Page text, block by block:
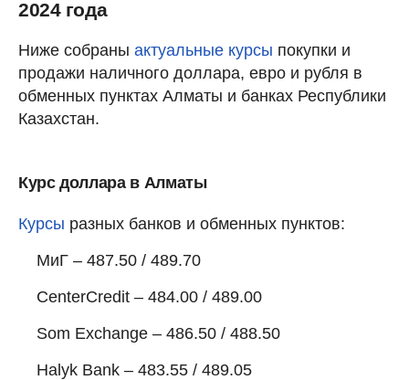
2024 года
Ниже собраны актуальные курсы покупки и
продажи наличного доллара, евро и рубля в
обменных пунктах Алматы и банках Республики
Казахстан.
Курс доллара в Алматы
Курсы разных банков и обменных пунктов:
МиГ – 487.50 / 489.70
CenterCredit – 484.00 / 489.00
Som Exchange – 486.50 / 488.50
Halyk Bank – 483.55 / 489.05